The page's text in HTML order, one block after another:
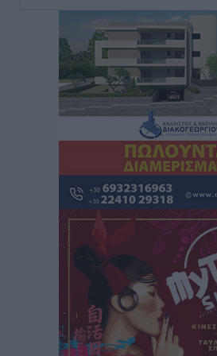
δεν υπάρχουν περιθώρια
Ειδήσεις• πριν 8 ώρες
Στον Άγιο Νικόλαο Χάλκης
ανανεωμένο εκκλησιαστικό
Τοπικές Ειδήσεις• πριν 8 ώρες
Ρόδος: «Βουλιάζει» από
επιβάτες και 55 κρουαζιερόπλοια
Τοπικές Ειδήσεις πριν 8 ώρες
Γ’ Εθνική Κατηγορία: Οι
αγωνιστικών της κανονικής
πριν 14 ώρες
Συνελήφθησαν δύο άτομα στην